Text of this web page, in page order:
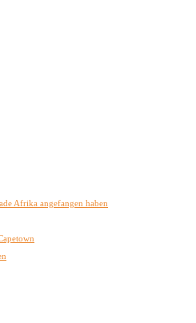
Afrika angefangen haben